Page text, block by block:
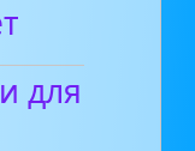
для